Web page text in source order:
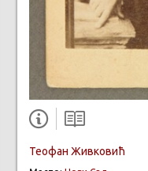
Теофан Живковић